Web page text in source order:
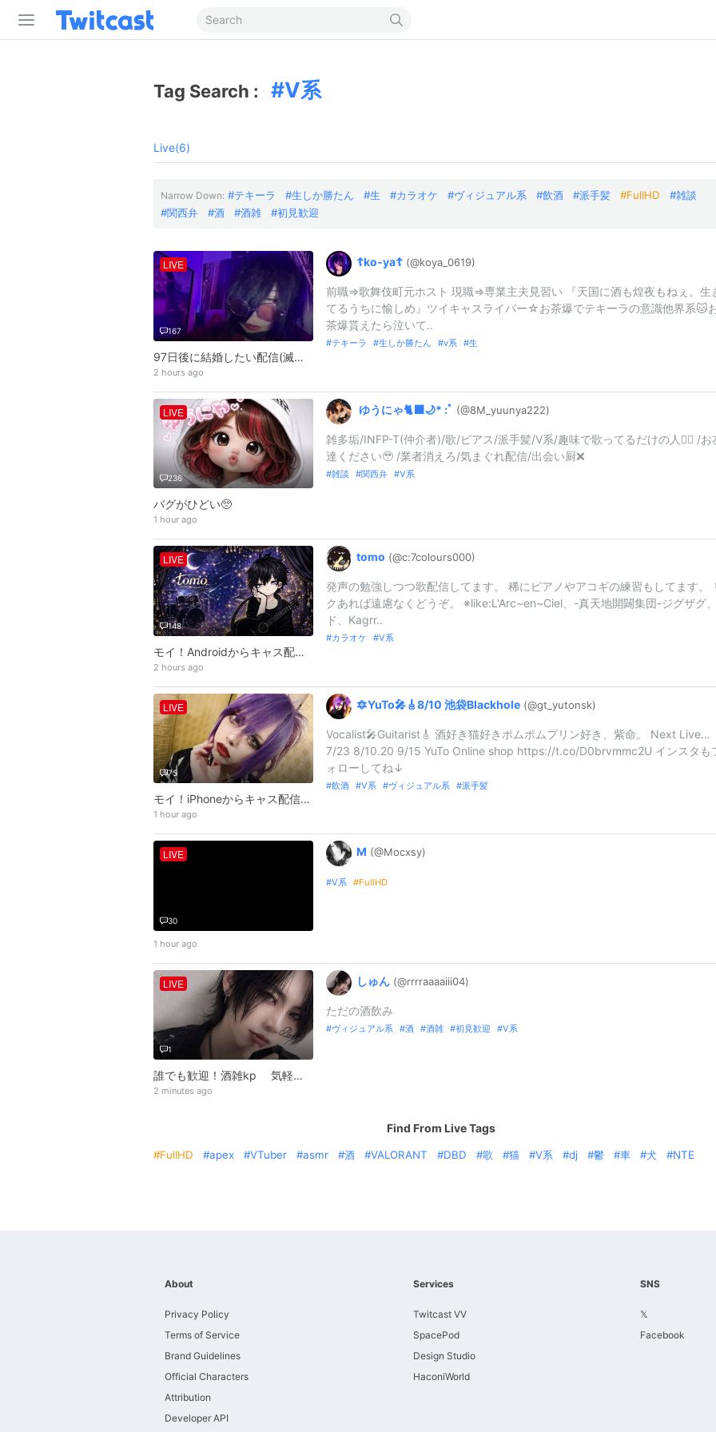
Tag Search : V系
Live(6)
Narrow Down: テキーラ 生しか勝たん 生 カラオケ ヴィジュアル系 飲酒 派手髪 FullHD
雑談
関西弁
酒 酒雑 初見歓迎
LIVE
167
97日後に結婚したい配信(滅私奉公
2 hours ago
☦️ko-ya☦️ (@koya_ 0619)
前職⇒歌舞伎町元ホスト 現職⇒専業主夫見習い 『天国に酒も煌夜もねぇ。生
てるうちに愉しめ』ツイキャスライバー☆お茶爆でテキーラの意識他界系🐱
茶爆貰えたら泣いて..
テキーラ 生しか勝たん v系 生
LIVE
236
バグがひどい🥺︎
1 hour ago
ゆうにゃ🐈‍⬛🌙* :ﾟ (@8M_ yuunya222)
雑多垢/INFP-T(仲介者)/歌/ピアス/派手髪/V系/趣味で歌ってるだけの人💁‍♀️ /お
達ください🥹 /業者消えろ/気まぐれ配信/出会い厨❌
雑談 関西弁 V系
LIVE
148
モイ！Androidからキャス配信中 -
2 hours ago
tomo (@c:7colours000)
発声の勉強しつつ歌配信してます。 稀にピアノやアコギの練習もしてます。
クあれば遠慮なくどうぞ。 ※like:L'Arc~en~Ciel、-真天地開闢集団-ジグザグ
ド、Kagrr..
カラオケ V系
LIVE
75
モイ！iPhoneからキャス配信中 -リハおわ寝酒
1 hour ago
🔯YuTo🎤🎸8/10 池袋Blackhole (@gt_ yutonsk)
Vocalist🎤Guitarist🎸 酒好き猫好きポムポムプリン好き、紫命。 Next Live…
7/23 8/10.20 9/15 YuTo Online shop https://t.co/D0brvmmc2U インスタも
ォローしてね↓
飲酒 V系 ヴィジュアル系 派手髪
LIVE
30
1 hour ago
M (@Mocxsy)
V系 FullHD
LIVE
1
誰でも歓迎！酒雑kp 気軽にコメント下さい
2 minutes ago
しゅん (@rrrraaaaiii04)
ただの酒飲み
ヴィジュアル系 酒 酒雑 初見歓迎 V系
Find From Live Tags
FullHD apex VTuber asmr 酒 VALORANT DBD 歌 猫 V系 dj 鬱 車 犬 NTE
About
Privacy Policy
Terms of Service
Brand Guidelines
Official Characters
Attribution
Developer API
Services
Twitcast VV
SpacePod
Design Studio
HaconiWorld
SNS
𝕏
Facebook